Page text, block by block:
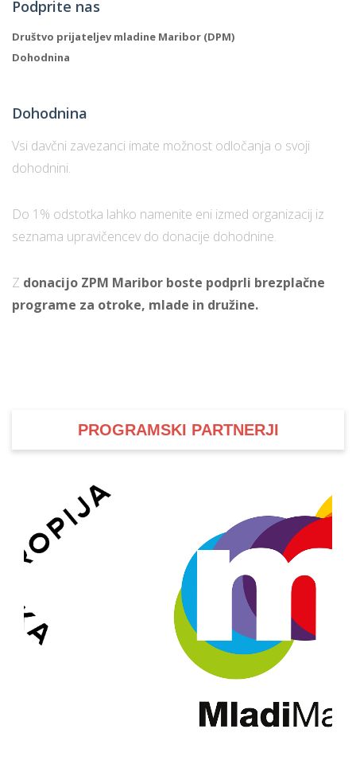
Podprite nas
Društvo prijateljev mladine Maribor (DPM)
Dohodnina
Dohodnina
Vsi davčni zavezanci imate možnost odločanja o svoji
dohodnini.
Do 1% odstotka lahko namenite eni izmed organizacij iz
seznama upravičencev do donacije dohodnine.
Z donacijo ZPM Maribor boste podprli brezplačne
programe za otroke, mlade in družine.
PROGRAMSKI PARTNERJI